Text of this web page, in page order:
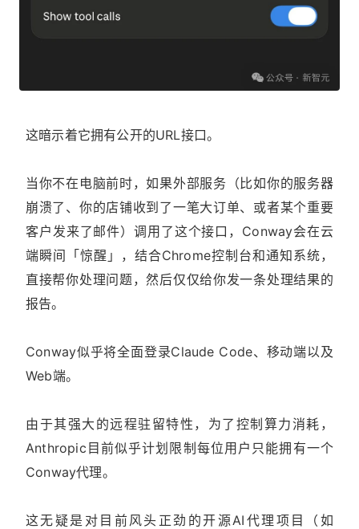
这暗示着它拥有公开的URL接口。
当你不在电脑前时，如果外部服务（比如你的服务器
崩溃了、你的店铺收到了一笔大订单、或者某个重要
客户发来了邮件）调用了这个接口，Conway会在云
端瞬间「惊醒」，结合Chrome控制台和通知系统，
直接帮你处理问题，然后仅仅给你发一条处理结果的
报告。
Conway似乎将全面登录Claude Code、移动端以及
Web端。
由于其强大的远程驻留特性，为了控制算力消耗，
Anthropic目前似乎计划限制每位用户只能拥有一个
Conway代理。
这无疑是对目前风头正劲的开源AI代理项目（如